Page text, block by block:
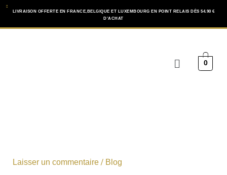
Aller LIVRAISON OFFERTE EN FRANCE,BELGIQUE ET LUXEMBOURG EN POINT RELAIS DÈS 54.90 €
D'ACHAT
Menu 0
Laisser un commentaire / Blog